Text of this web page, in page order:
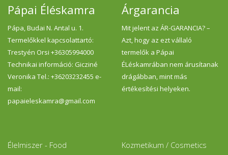
Pápai Éléskamra
Pápa, Budai N. Antal u. 1.
Termelőkkel kapcsolattartó:
Trestyén Orsi +36305994000
Technikai információ: Gicziné
Veronika Tel.: +36203232455 e-
mail:
papaieleskamra@gmail.com
Árgarancia
Mit jelent az ÁR-GARANCIA? –
Azt, hogy az ezt vállaló
termelők a Pápai
ÉLéskamrában nem árusítanak
drágábban, mint más
értékesítési helyeken.
Élelmiszer - Food
Kozmetikum / Cosmetics